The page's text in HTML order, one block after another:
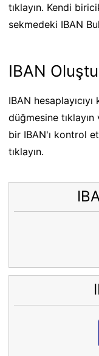
tıklayın. Kendi
sekmedeki IBAN
IBAN
IBAN
düğmesine
bir IBAN'ı kontrol
tıklayın.